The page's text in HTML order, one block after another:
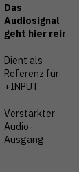
Das
Audiosignal
geht hier rein
Dient als
Referenz für
+INPUT
Verstärkter
Audio-
Ausgang